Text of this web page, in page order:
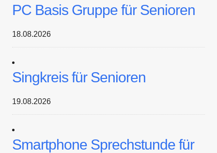
PC Basis Gruppe für Senioren
18.08.2026
Singkreis für Senioren
19.08.2026
Smartphone Sprechstunde für